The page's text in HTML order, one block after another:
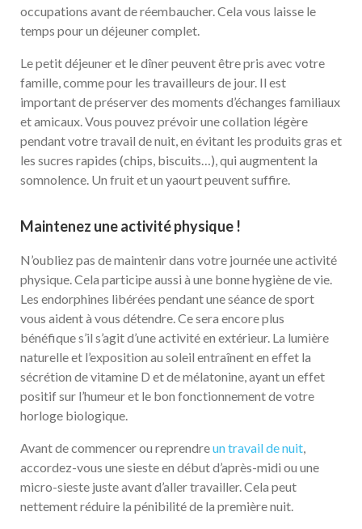
occupations avant de réembaucher. Cela vous laisse le
temps pour un déjeuner complet.
Le petit déjeuner et le dîner peuvent être pris avec votre
famille, comme pour les travailleurs de jour. Il est
important de préserver des moments d’échanges familiaux
et amicaux. Vous pouvez prévoir une collation légère
pendant votre travail de nuit, en évitant les produits gras et
les sucres rapides (chips, biscuits…), qui augmentent la
somnolence. Un fruit et un yaourt peuvent suffire.
Maintenez une activité physique !
N’oubliez pas de maintenir dans votre journée une activité
physique. Cela participe aussi à une bonne hygiène de vie.
Les endorphines libérées pendant une séance de sport
vous aident à vous détendre. Ce sera encore plus
bénéfique s’il s’agit d’une activité en extérieur. La lumière
naturelle et l’exposition au soleil entraînent en effet la
sécrétion de vitamine D et de mélatonine, ayant un effet
positif sur l’humeur et le bon fonctionnement de votre
horloge biologique.
Avant de commencer ou reprendreun travail de nuit
accordez-vous une sieste en début d’après-midi ou une
micro-sieste juste avant d’aller travailler. Cela peut
nettement réduire la pénibilité de la première nuit.